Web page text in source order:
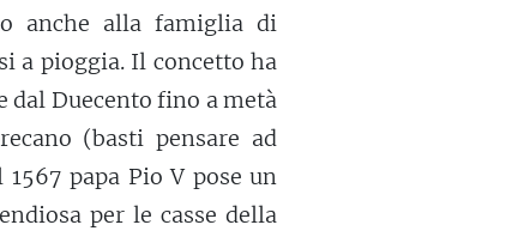
anche alla famiglia di
a pioggia. Il concetto ha
dal Duecento fino a metà
(basti pensare ad
papa Pio V pose un
per le casse della